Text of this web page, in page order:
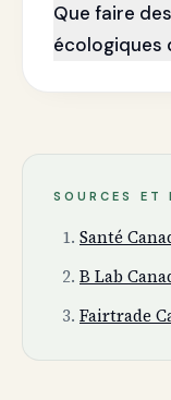
Que faire
écologiques
SOURCES ET
Santé
B Lab
Fairtrade